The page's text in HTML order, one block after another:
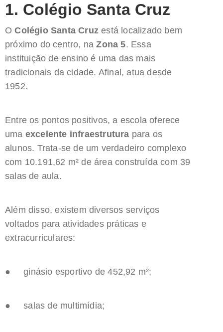
1. Colégio Santa Cruz
OColégio Santa Cruz está localizado bem
próximo do centro, naZona 5. Essa
instituição de ensino é uma das mais
tradicionais da cidade. Afinal, atua desde
1952.
Entre os pontos positivos, a escola oferece
uma excelente infraestrutura para os
alunos. Trata-se de um verdadeiro complexo
com 10.191,62 m² de área construída com 39
salas de aula.
Além disso, existem diversos serviços
voltados para atividades práticas e
extracurriculares:
● ginásio esportivo de 452,92 m²;
● salas de multimídia;